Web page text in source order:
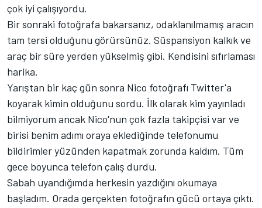
çok iyi çalışıyordu.
Bir sonraki fotoğrafa bakarsanız, odaklanılmamış aracın
tam tersi olduğunu görürsünüz. Süspansiyon kalkık ve
araç bir süre yerden yükselmiş gibi. Kendisini sıfırlaması
harika.
Yarıştan bir kaç gün sonra Nico fotoğrafı Twitter'a
koyarak kimin olduğunu sordu. İlk olarak kim yayınladı
bilmiyorum ancak Nico'nun çok fazla takipçisi var ve
birisi benim adımı oraya eklediğinde telefonumu
bildirimler yüzünden kapatmak zorunda kaldım. Tüm
gece boyunca telefon çalış durdu.
Sabah uyandığımda herkesin yazdığını okumaya
başladım. Orada gerçekten fotoğrafın gücü ortaya çıktı.